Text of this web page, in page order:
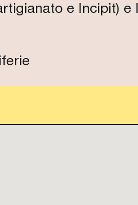
e Incipit) e